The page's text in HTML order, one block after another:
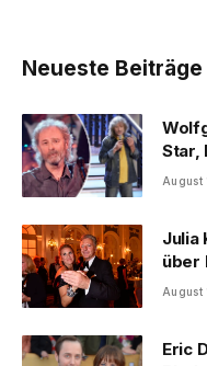
Neueste Beiträge
Star,
August
Julia
über
August
Eric